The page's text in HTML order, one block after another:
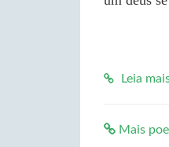
Leia
Mais